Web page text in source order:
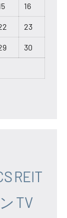
16
23
30
REIT
TV